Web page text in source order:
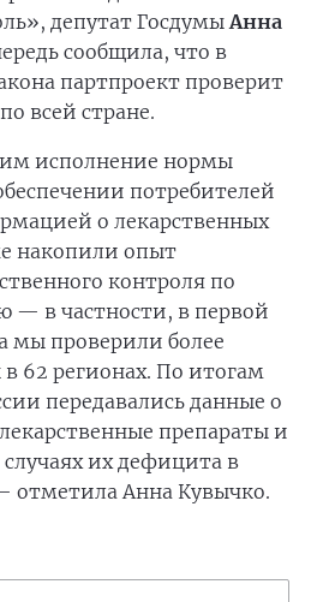
депутат Госдумы Анна
сообщила, что в
партпроект проверит
всей стране.
исполнение нормы
потребителей
о лекарственных
накопили опыт
контроля по
— в частности, в первой
мы проверили более
62 регионах. По итогам
передавались данные о
препараты и
их дефицита в
отметила Анна Кувычко.